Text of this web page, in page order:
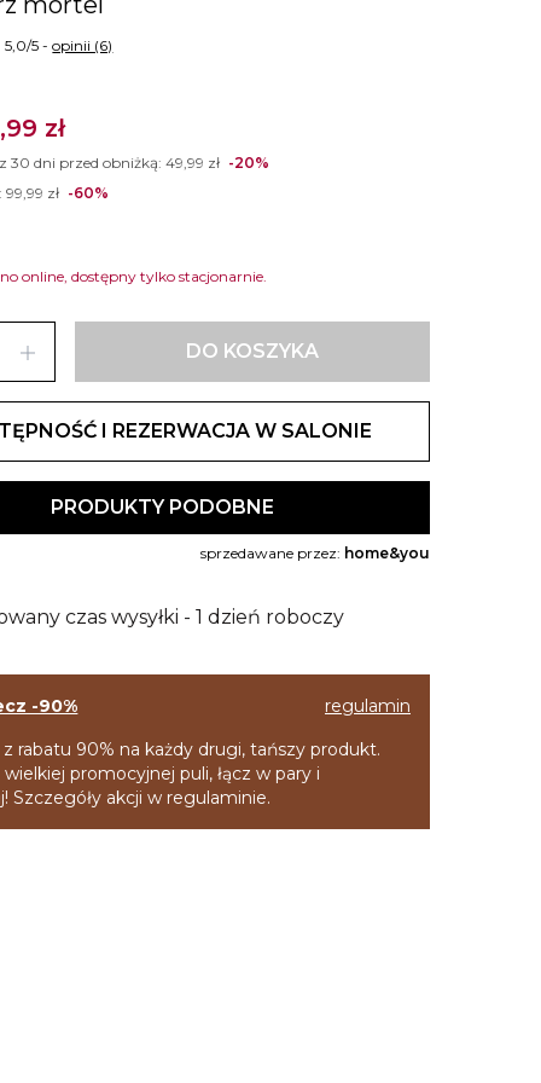
5,0/5 -opinii (6)
zł
30 dni przed obniżką:49,99 zł -20%
99,99 zł -60%
online, dostępny tylko stacjonarnie.
add DO KOSZYKA
I REZERWACJA W SALONIE
PRODUKTY PODOBNE
sprzedawane przez: home&you
czas wysyłki - 1 dzień roboczy
-90%
regulamin
rabatu 90% na każdy drugi, tańszy produkt.
promocyjnej puli, łącz w pary i
Szczegóły akcji w regulaminie.